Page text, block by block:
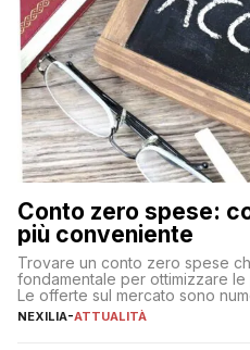
Conto zero spese:
più conveniente
Trovare un conto zero spese
fondamentale per ottimizzare
Le offerte sul mercato sono
individuare quella più adatta
NEXILIA-ATTUALITÀ